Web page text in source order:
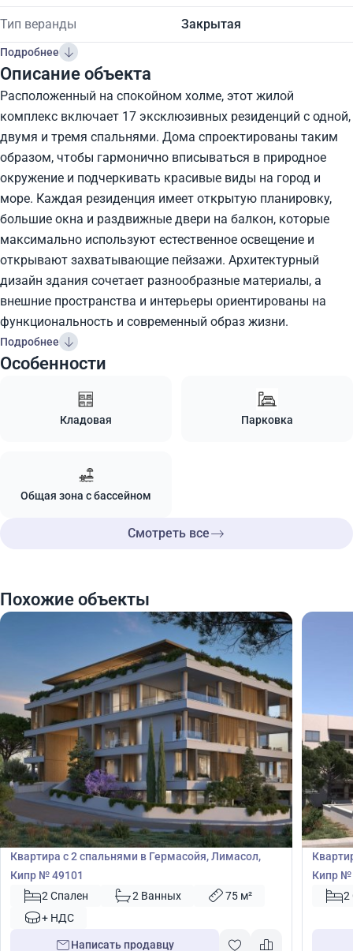
Тип веранды Закрытая
Подробнее
Описание объекта
Расположенный на спокойном холме, этот жилой
комплекс включает 17 эксклюзивных резиденций с одной,
двумя и тремя спальнями. Дома спроектированы таким
образом, чтобы гармонично вписываться в природное
окружение и подчеркивать красивые виды на город и
море. Каждая резиденция имеет открытую планировку,
большие окна и раздвижные двери на балкон, которые
максимально используют естественное освещение и
открывают захватывающие пейзажи. Архитектурный
дизайн здания сочетает разнообразные материалы, а
внешние пространства и интерьеры ориентированы на
функциональность и современный образ жизни.
Подробнее
Особенности
Кладовая Парковка
Общая зона с бассейном
Смотреть все
Похожие объекты
€ 499 000
Квартира
Квартира с 2 спальнями в Гермасойя, Лимасол,
Кипр № 49101
2 Спален
2 Ванных
75 м²
+ НДС
Написать продавцу
€500
Кипр №
2